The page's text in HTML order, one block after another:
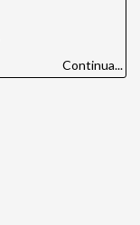
Continua...